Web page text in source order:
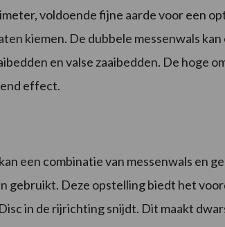
voldoende fijne aarde voor een
kiemen. De dubbele messenwals
en valse zaaibedden. De hoge
effect.
een combinatie van messenwals en
gebruikt. Deze opstelling biedt het
in de rijrichting snijdt. Dit maakt